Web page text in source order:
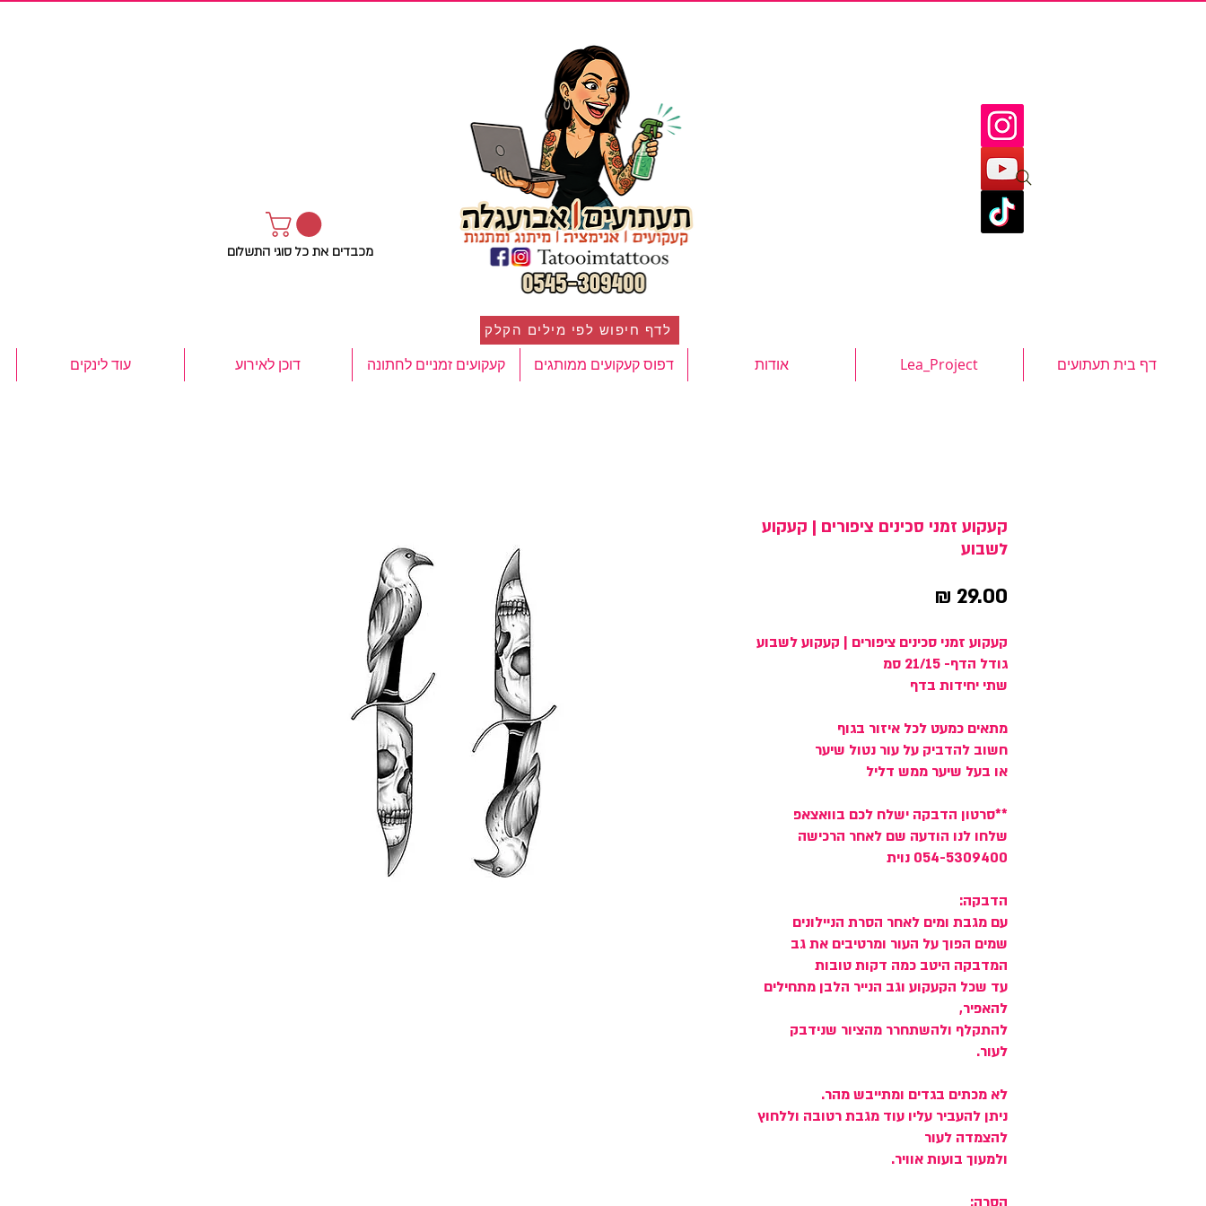
מכבדים את כל סוגי התשלום
לדף חיפוש לפי מילים הקלק
דף בית תעתועים Lea_Project אודות דפוס קעקועים ממותגים קעקועים זמניים לחתונה דוכן לאירוע עוד לינקים
קעקוע זמני סכינים ציפורים | קעקוע
לשבוע
קעקוע זמני סכינים ציפורים | קעקוע לשבוע
גודל הדף- 21/15 סמ
שתי יחידות בדף
מתאים כמעט לכל איזור בגוף
חשוב להדביק על עור נטול שיער
או בעל שיער ממש דליל
**סרטון הדבקה ישלח לכם בוואצאפ
שלחו לנו הודעה שם לאחר הרכישה
054-5309400 נוית
הדבקה:
עם מגבת ומים לאחר הסרת הניילונים
שמים הפוך על העור ומרטיבים את גב
המדבקה היטב כמה דקות טובות
עד שכל הקעקוע וגב הנייר הלבן מתחילים
להאפיר,
להתקלף ולהשתחרר מהציור שנידבק
לעור.
לא מכתים בגדים ומתייבש מהר.
ניתן להעביר עליו עוד מגבת רטובה וללחוץ
להצמדה לעור
ולמעוך בועות אוויר.